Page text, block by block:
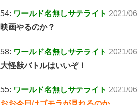
54: ワールド名無しサテライト 2021/
映画やるのか？
58: ワールド名無しサテライト 2021/
大怪獣バトルはいいぞ！
55: ワールド名無しサテライト 2021/